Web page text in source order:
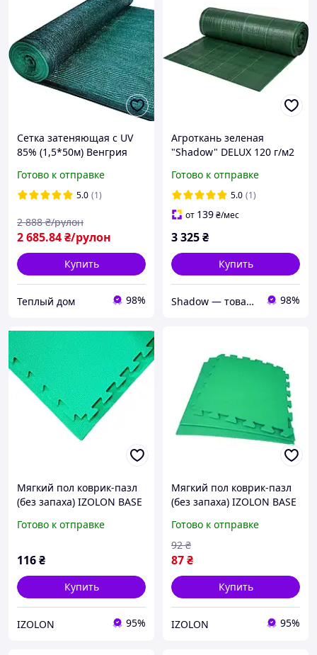
Сетка затеняющая с UV
85% (1,5*50м) Венгрия
Готово к отправке
5.0 (1)
2 685.84₴/рулон
2 888 ₴/рулон
Купить
Теплый дом 98%
Агроткань зеленая
"Shadow" DELUX 120 г/м2
сорняков
Готово к отправке
5.0 (1)
от 139₴/мес
3 325₴
Купить
Shadow — товары для сельского хозяйства и домашнего обихода 98%
Мягкий пол коврик-пазл
(без запаха) IZOLON BASE
Зеленый
Готово к отправке
116₴
Купить
IZOLON 95%
Мягкий пол коврик-пазл
(без запаха) IZOLON BASE
Зеленый (без тиснения)
Готово к отправке
87₴
92 ₴
Купить
IZOLON 95%